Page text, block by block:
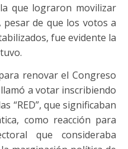
que lograron movilizar
de que los votos a
fue evidente la
renovar el Congreso
a votar inscribiendo
“RED”, que significaban
como reacción para
que consideraba